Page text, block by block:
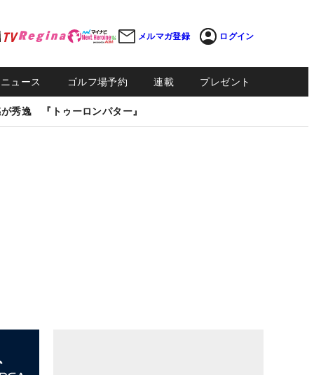
メルマガ登録 ログイン
ュース ゴルフ場予約 連載 プレゼント
秀逸 『トゥーロンパター』